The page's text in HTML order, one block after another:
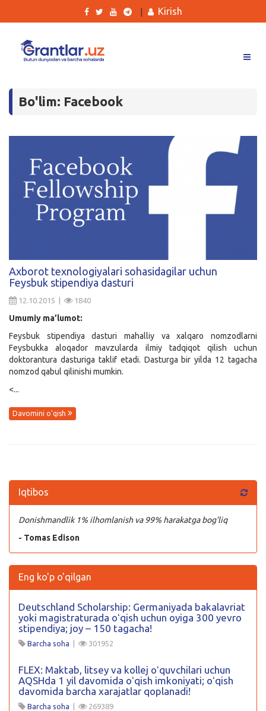
Tanlovlar
Blog
Yana
Qidirish
Kirish
Kirish
Bo'lim: Facebook
Axborot texnologiyalari sohasidagilar uchun
Feysbuk stipendiya dasturi
12.10.2015 | 1840
Umumiy ma’lumot:
Feysbuk stipendiya dasturi mahalliy va xalqaro nomzodlarni
Feysbukka aloqador mavzularda ilmiy tadqiqot qilish uchun
doktorantura dasturiga taklif etadi. Dasturga bir yilda 12 tagacha
nomzod qabul qilinishi mumkin.
<...
Davomini o'qish
Iqtibos
Donishmandlik 1% ilhomlanish va 99% harakatga bog’liq
- Tomas Edison
Eng ko'p o'qilgan
Deutschland Scholarship: Germaniyada bakalavriat
yoki magistraturada oʻqish uchun oyiga 300 yevro
stipendiya; joy – 150 tagacha!
Barcha soha 301952
FLEX: Maktab, litsey va kollej oʻquvchilari uchun
AQSHda 1 yil davomida oʻqish imkoniyati; oʻqish
davomida barcha xarajatlar qoplanadi!
Barcha soha 269389